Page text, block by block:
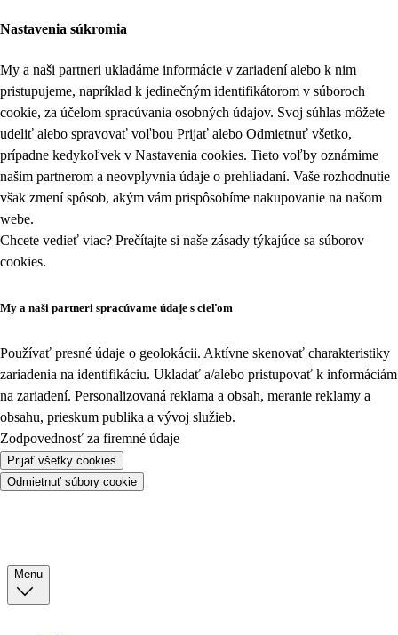
Nastavenia súkromia
My a naši partneri ukladáme informácie v zariadení alebo k nim
pristupujeme, napríklad k jedinečným identifikátorom v súboroch
cookie, za účelom spracúvania osobných údajov. Svoj súhlas môžete
udeliť alebo spravovať voľbou Prijať alebo Odmietnuť všetko,
prípadne kedykoľvek v Nastavenia cookies. Tieto voľby oznámime
našim partnerom a neovplyvnia údaje o prehliadaní. Vaše rozhodnutie
však zmení spôsob, akým vám prispôsobíme nakupovanie na našom
webe.
Chcete vedieť viac? Prečítajte si naše zásady týkajúce sa súborov
cookies.
My a naši partneri spracúvame údaje s cieľom
Používať presné údaje o geolokácii. Aktívne skenovať charakteristiky
zariadenia na identifikáciu. Ukladať a/alebo pristupovať k informáciám
na zariadení. Personalizovaná reklama a obsah, meranie reklamy a
obsahu, prieskum publika a vývoj služieb.
Zodpovednosť za firemné údaje
Prijať všetky cookies
Odmietnuť súbory cookie
Menu